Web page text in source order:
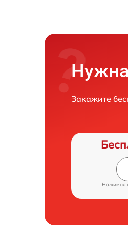
Закажите
Нажимая